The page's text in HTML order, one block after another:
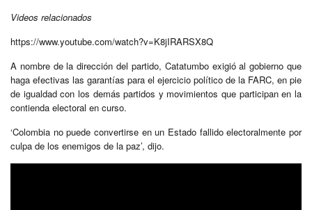
Videos relacionados
https://www.youtube.com/watch?v=K8jIRARSX8Q
A nombre de la dirección del partido, Catatumbo exigió al gobierno que
haga efectivas las garantías para el ejercicio político de la FARC, en pie
de igualdad con los demás partidos y movimientos que participan en la
contienda electoral en curso.
‘Colombia no puede convertirse en un Estado fallido electoralmente por
culpa de los enemigos de la paz’, dijo.